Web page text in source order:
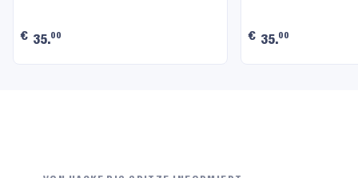
€ 35.00 € 35.00